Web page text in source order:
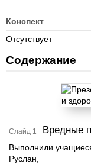
Конспект
Отсутствует
Содержание
Слайд 1 Вредные
Выполнили
Руслан,